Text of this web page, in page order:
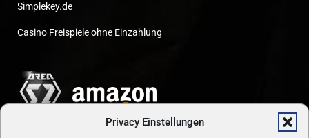
Privacy Einstellungen
Simplekey.de
Casino Freispiele ohne Einzahlung